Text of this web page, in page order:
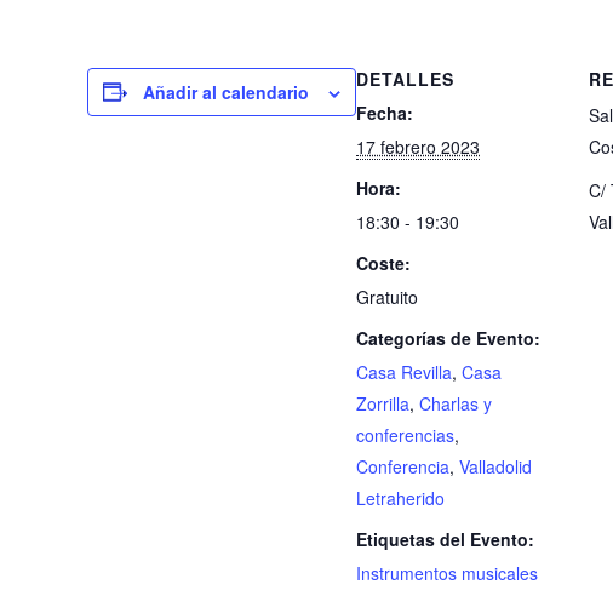
Añadir al calendario
DETALLES
Fecha:
17 febrero 2023
Hora:
18:30 - 19:30
Coste:
Gratuito
Categorías de Evento:
Casa Revilla, Casa
Zorrilla, Charlas y
conferencias,
Conferencia, Valladolid
Letraherido
Etiquetas del Evento:
Instrumentos musicales
C/